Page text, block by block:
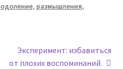
, размышления,
Следующая
запись:
Эксперимент: избавиться
от плохих воспоминаний.